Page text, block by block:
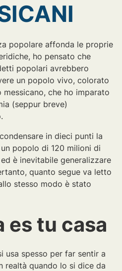
popolare affonda le proprie
ho pensato che
popolari avrebbero
un popolo vivo, colorato
che ho imparato
(seppur breve)
in dieci punti la
popolo di 120 milioni di
è inevitabile generalizzare
quanto segue va letto
stesso modo è stato
es tu casa
usa spesso per far sentir a
realtà quando lo si dice da